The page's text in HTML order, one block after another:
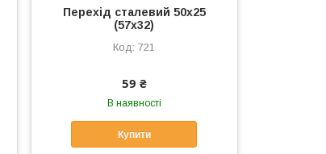
Перехід сталевий 50х25
(57х32)
721
59 ₴
В наявності
Купити